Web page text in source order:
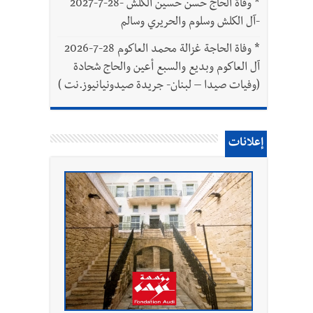
*
وفاة الحاج حسن حسين الكلش -28-7-2027
-آل الكلش وسلوم والحريري وسالم
*
وفاة الحاجة غزالة محمد العاكوم 28-7-2026
آل العاكوم وبديع والسبع أعين والحاج شحادة
(وفيات صيدا – لبنان- جريدة صيدونيانيوز.نت )
إعلانات